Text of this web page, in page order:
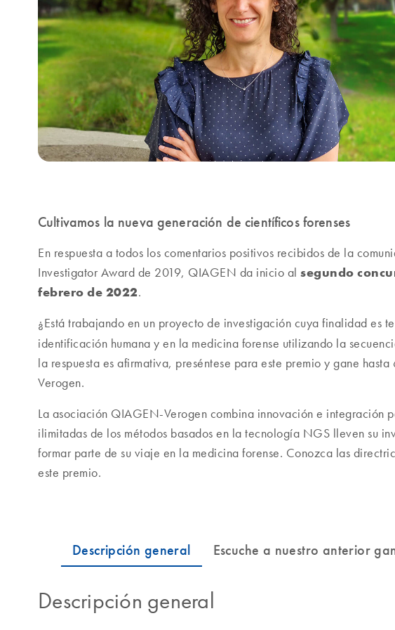
Cultivamos la nueva generación de científicos forenses
En respuesta a todos los comentarios positivos recibidos de la
Investigator Award de 2019, QIAGEN da inicio al segundo
febrero de 2022.
¿Está trabajando en un proyecto de investigación cuya finalidad es
identificación humana y en la medicina forense utilizando la
la respuesta es afirmativa, preséntese para este premio y gane
Verogen.
La asociación QIAGEN-Verogen combina innovación e integración
ilimitadas de los métodos basados en la tecnología NGS lleven su
formar parte de su viaje en la medicina forense. Conozca las
este premio.
Descripción general